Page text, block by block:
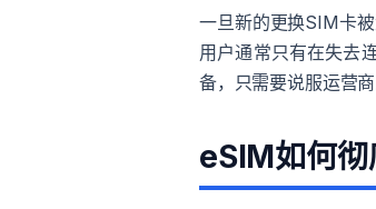
一旦新的更换SIM卡
用户通常只有在失去
备，只需要说服运营商
eSIM如何